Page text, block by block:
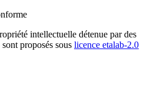
intellectuelle détenue par des
proposés sous licence etalab-2.0